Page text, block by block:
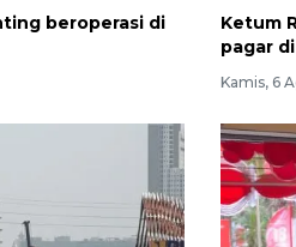
beroperasi di
Ketum
pagar
Kamis, 6